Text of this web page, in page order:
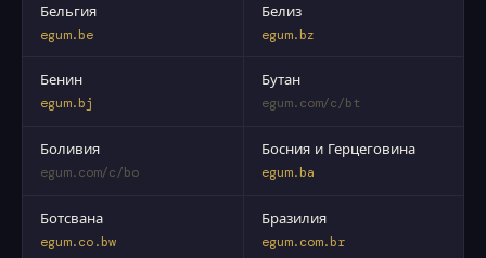
Бельгия
egum.be
Белиз
egum.bz
Бенин
egum.bj
Бутан
egum.com/c/bt
Боливия
egum.com/c/bo
Босния и Герцеговина
egum.ba
Ботсвана
egum.co.bw
Бразилия
egum.com.br